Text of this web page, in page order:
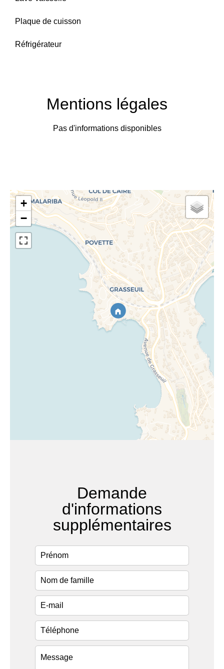
Plaque de cuisson
Réfrigérateur
Mentions légales
Pas d'informations disponibles
+
−
Demande
d'informations
supplémentaires